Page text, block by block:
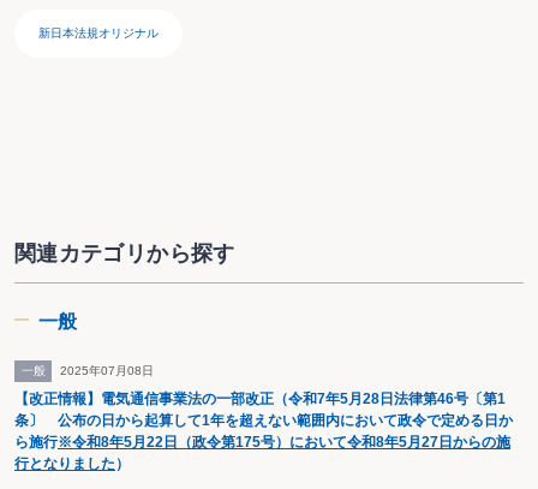
新日本法規オリジナル
関連カテゴリから探す
一般
一般 2025年07月08日
【改正情報】電気通信事業法の一部改正（令和7年5月28日法律第46号〔第1
条〕 公布の日から起算して1年を超えない範囲内において政令で定める日か
ら施行※令和8年5月22日（政令第175号）において令和8年5月27日からの施
行となりました ）